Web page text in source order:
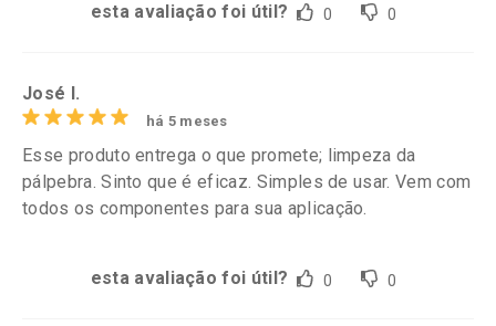
esta avaliação foi útil? 0 0
José l.
há 5 meses
Esse produto entrega o que promete; limpeza da
pálpebra. Sinto que é eficaz. Simples de usar. Vem com
todos os componentes para sua aplicação.
esta avaliação foi útil? 0 0